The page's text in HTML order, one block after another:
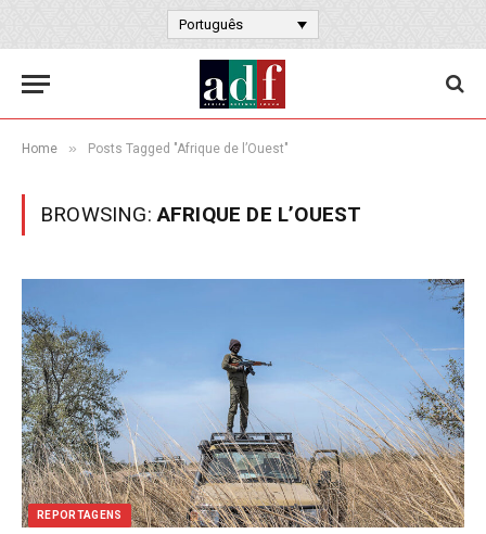
Português
Home » Posts Tagged "Afrique de l’Ouest"
BROWSING:AFRIQUE DE L’OUEST
REPORTAGENS